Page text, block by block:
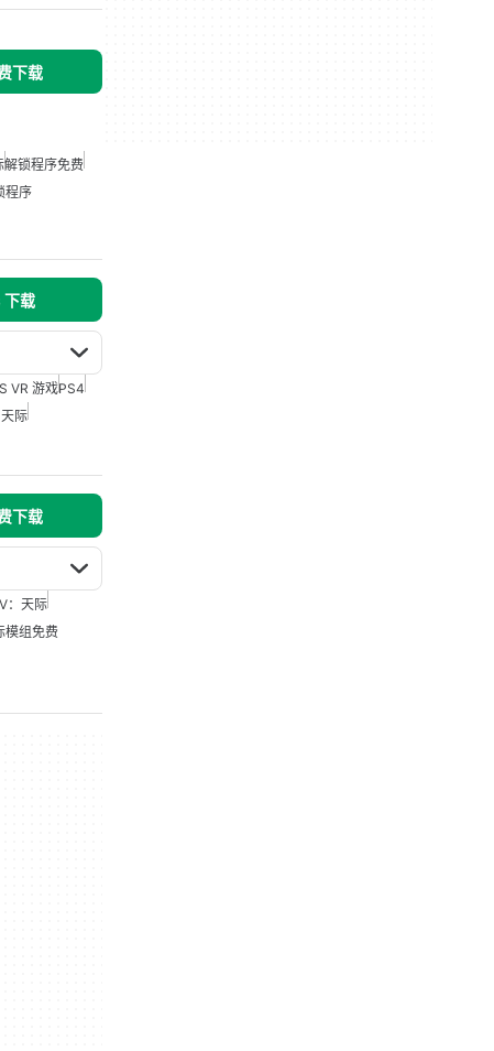
下载
解锁程序免费
程序
载
VR 游戏PS4
际
下载
：天际
模组免费